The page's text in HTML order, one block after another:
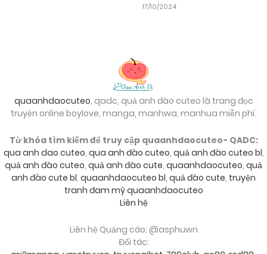
17/10/2024
quaanhdaocuteo, qadc, quả anh đào cuteo là trang đọc
truyện online boylove, manga, manhwa, manhua miễn phí.
Từ khóa tìm kiếm để truy cập quaanhdaocuteo- QADC:
qua anh dao cuteo, qua anh đào cuteo, quả anh đào cuteo bl,
quả anh đào cuteo, quả anh đào cute, quaanhdaocuteo, quả
anh đào cute bl, quaanhdaocuteo bl, quả đào cute, truyện
tranh đam mỹ quaanhdaocuteo
Liên hệ
Liên hệ Quảng cáo: @asphuwn
Đối tác: